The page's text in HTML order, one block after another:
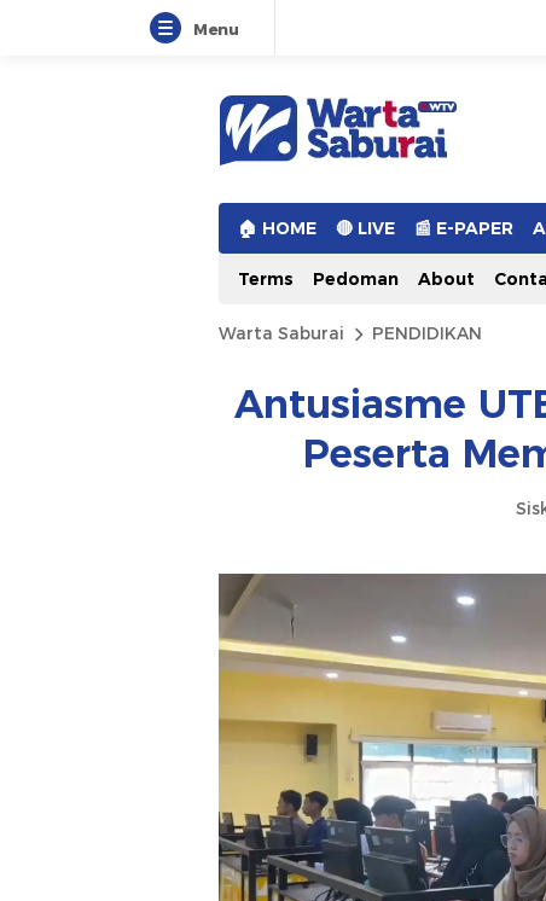
Menu
Warta Saburai
Sumber Informasi Terkini
🏠︎ HOME 🔴 LIVE 📰 E-PAPER
Terms Pedoman About
Warta Saburai PENDIDIKAN
Antusiasme
Peserta